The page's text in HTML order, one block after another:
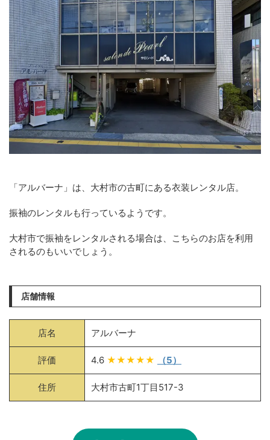
「アルバーナ」は、大村市の古町にある衣装レンタル店。
振袖のレンタルも行っているようです。
大村市で振袖をレンタルされる場合は、こちらのお店を利用
されるのもいいでしょう。
店舗情報
店名 アルバーナ
評価 4.6 ★★★★★ （5）
住所 大村市古町1丁目517-3